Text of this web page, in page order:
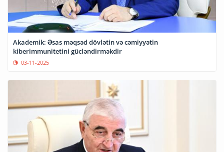
Akademik: Əsas məqsəd dövlətin və cəmiyyətin
kiberimmunitetini gücləndirməkdir
03-11-2025